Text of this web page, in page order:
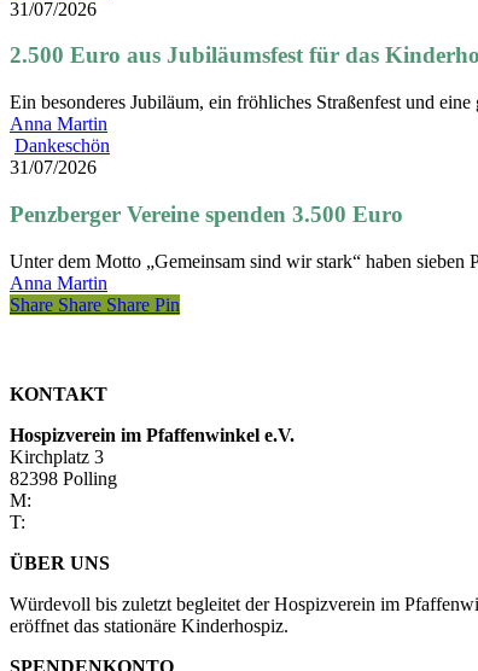
Jubiläumsfest
das
Kinderhospiz
31/07/2026
2.500 Euro aus Jubiläumsfest für das
Ein besonderes Jubiläum, ein fröhliches Straßenfest und
Anna Martin
Dankeschön
3.500
31/07/2026
Penzberger Vereine spenden 3.500 Euro
Unter dem Motto „Gemeinsam sind wir stark“ haben sieben
Anna Martin
Share
Share Share Share Pin
KONTAKT
Hospizverein im Pfaffenwinkel e.V.
Kirchplatz 3
82398 Polling
M:
T:
ÜBER UNS
Würdevoll bis zuletzt begleitet der Hospizverein im
eröffnet das stationäre Kinderhospiz.
SPENDENKONTO